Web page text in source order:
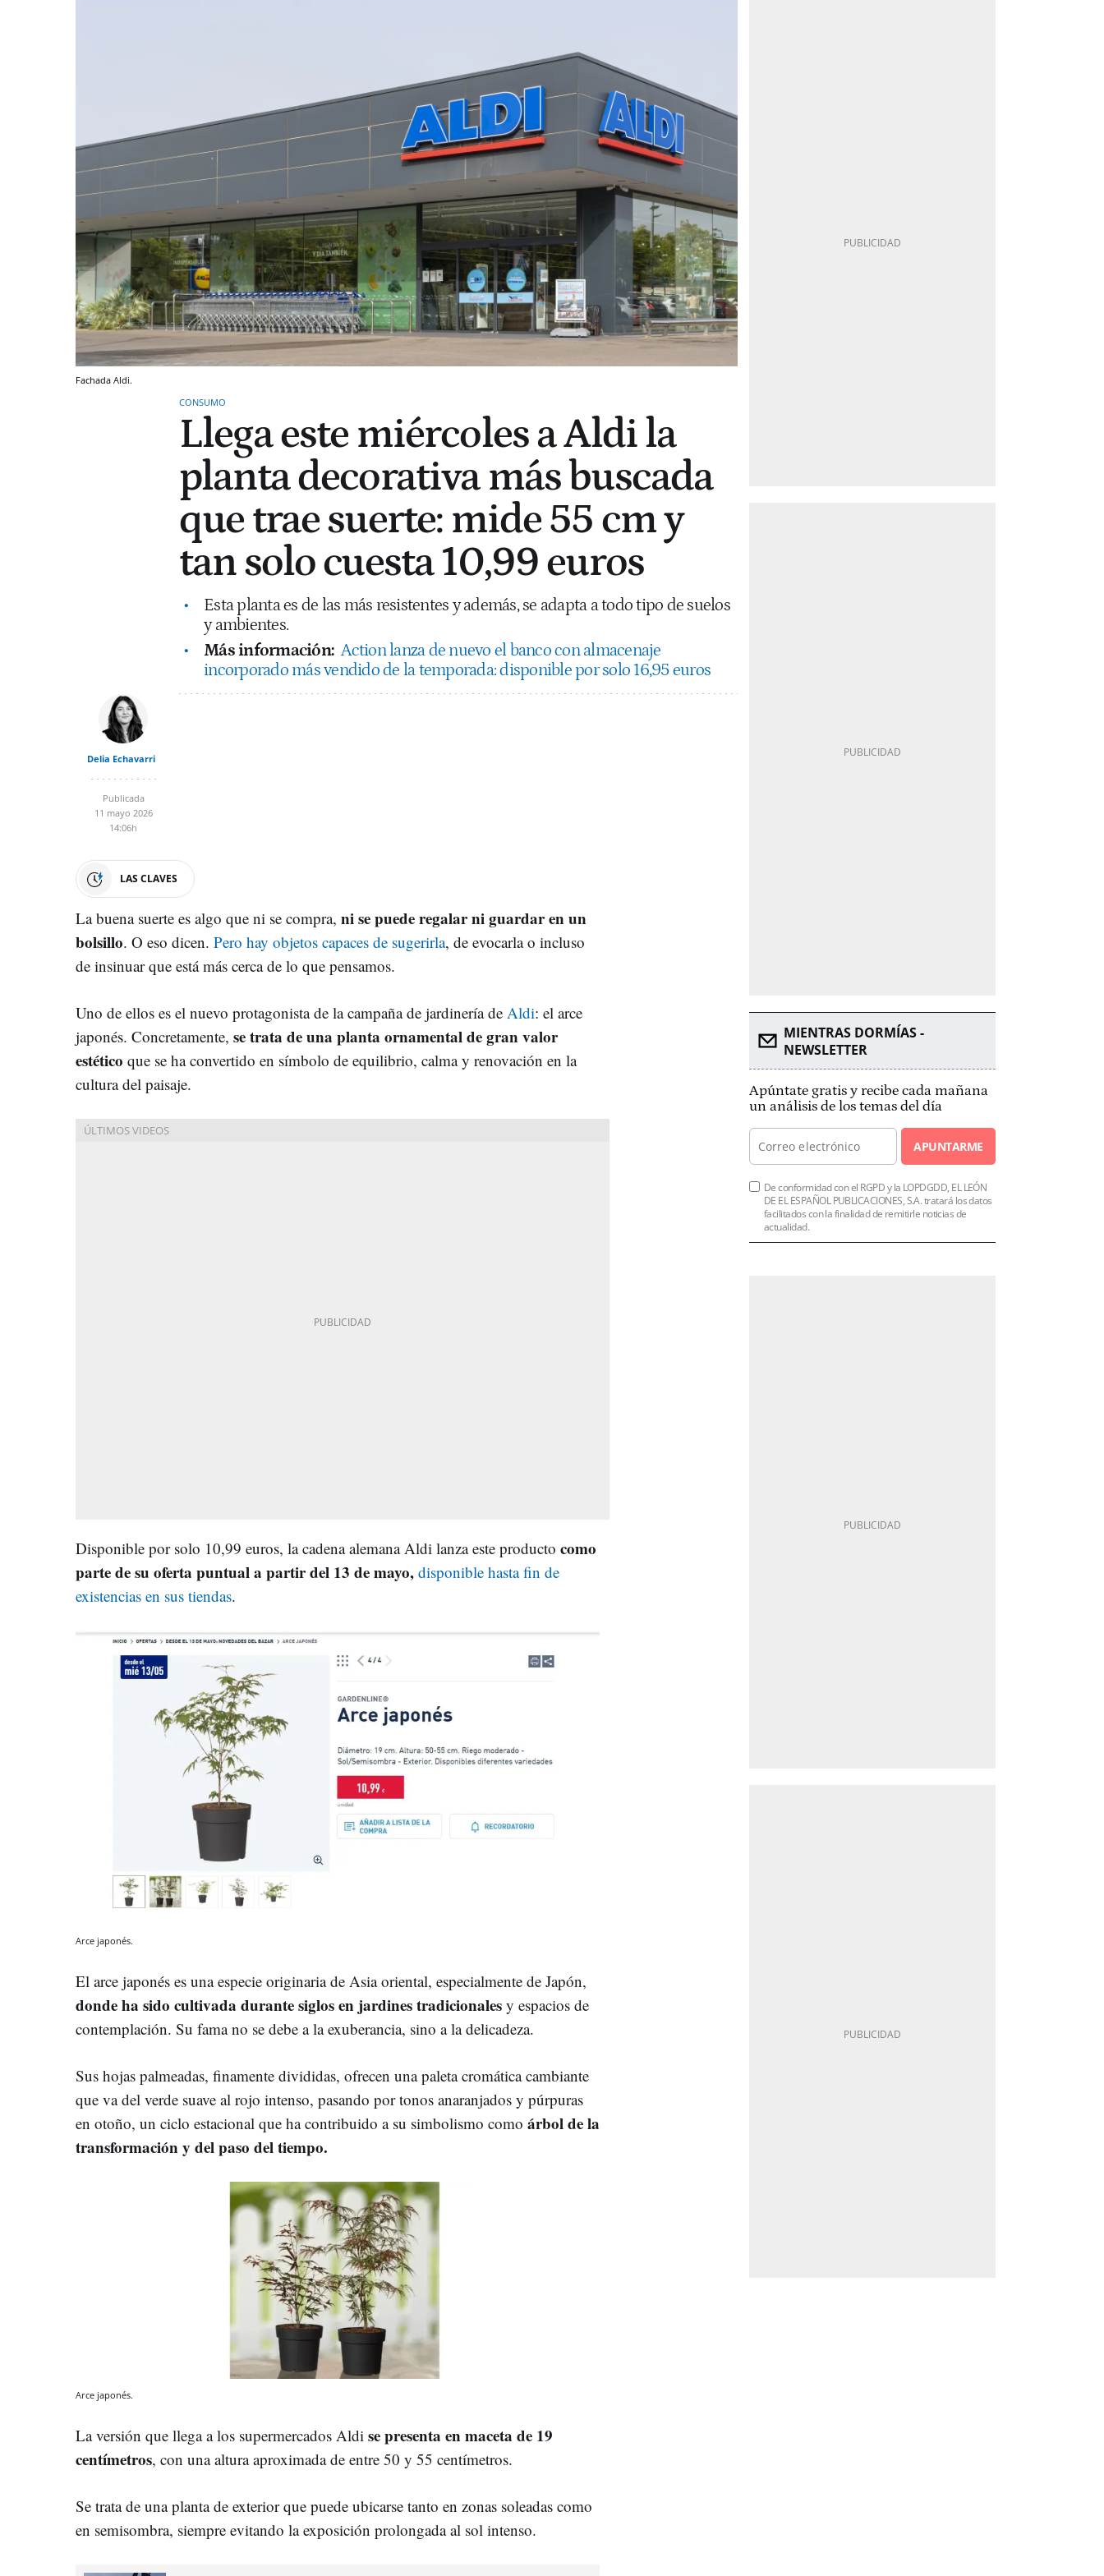
Fachada Aldi.
CONSUMO
Llega este miércoles a Aldi la
planta decorativa más buscada
que trae suerte: mide 55 cm y
tan solo cuesta 10,99 euros
Esta planta es de las más resistentes y además, se adapta a todo tipo de suelos
y ambientes.
Más información: Action lanza de nuevo el banco con almacenaje
incorporado más vendido de la temporada: disponible por solo 16,95 euros
Delia Echavarri
Publicada
11 mayo 2026
14:06h
LAS CLAVES
La buena suerte es algo que ni se compra, ni se puede regalar ni guardar en un
bolsillo. O eso dicen. Pero hay objetos capaces de sugerirla, de evocarla o incluso
de insinuar que está más cerca de lo que pensamos.
Uno de ellos es el nuevo protagonista de la campaña de jardinería de Aldi: el arce
japonés. Concretamente, se trata de una planta ornamental de gran valor
estético que se ha convertido en símbolo de equilibrio, calma y renovación en la
cultura del paisaje.
Disponible por solo 10,99 euros, la cadena alemana Aldi lanza este producto como
parte de su oferta puntual a partir del 13 de mayo, disponible hasta fin de
existencias en sus tiendas.
Arce japonés.
El arce japonés es una especie originaria de Asia oriental, especialmente de Japón,
donde ha sido cultivada durante siglos en jardines tradicionales y espacios de
contemplación. Su fama no se debe a la exuberancia, sino a la delicadeza.
Sus hojas palmeadas, finamente divididas, ofrecen una paleta cromática cambiante
que va del verde suave al rojo intenso, pasando por tonos anaranjados y púrpuras
en otoño, un ciclo estacional que ha contribuido a su simbolismo como árbol de la
transformación y del paso del tiempo.
Arce japonés.
La versión que llega a los supermercados Aldi se presenta en maceta de 19
centímetros, con una altura aproximada de entre 50 y 55 centímetros.
Se trata de una planta de exterior que puede ubicarse tanto en zonas soleadas como
en semisombra, siempre evitando la exposición prolongada al sol intenso.
MIENTRAS DORMÍAS -
NEWSLETTER
Apúntate gratis y recibe cada mañana
un análisis de los temas del día
APUNTARME
De conformidad con el RGPD y la LOPDGDD, EL LEÓN
DE EL ESPAÑOL PUBLICACIONES, S.A. tratará los datos
facilitados con la finalidad de remitirle noticias de
actualidad.